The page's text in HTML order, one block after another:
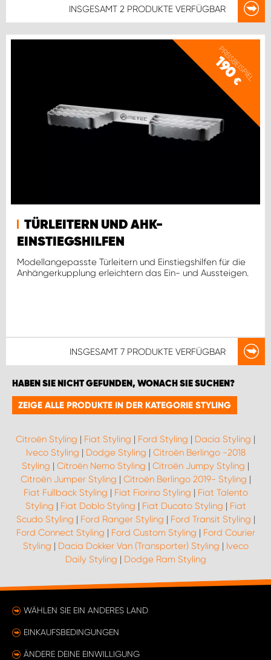
INSGESAMT 2 PRODUKTE VERFÜGBAR
PREISBEISPIEL
190
€
TÜRLEITERN UND AHK-
EINSTIEGSHILFEN
Modellangepasste Türleitern und Einstiegshilfen für die
Anhängerkupplung erleichtern das Ein- und Aussteigen.
INSGESAMT 7 PRODUKTE VERFÜGBAR
HABEN SIE NICHT GEFUNDEN, WONACH SIE SUCHEN?
ZEIGE ALLE PRODUKTE IN DER KATEGORIE STYLING
Citroën Styling | Fiat Styling | Ford Styling | Dacia Styling |
Iveco Styling | Dodge Styling | Citroën Berlingo -2018
Styling | Citroën Nemo Styling | Citroën Jumpy Styling |
Citroën Jumper Styling | Citroën Berlingo 2019- Styling |
Fiat Fullback Styling | Fiat Fiorino Styling | Fiat Talento
Styling | Fiat Doblo Styling | Fiat Ducato Styling | Fiat
Scudo Styling | Ford Ranger Styling | Ford Transit Styling |
Ford Connect Styling | Ford Custom Styling | Ford Courier
Styling | Dacia Dokker Van (Transporter) Styling | Iveco
Daily Styling | Dodge Ram Styling
WÄHLEN SIE EIN ANDERES LAND
EINKAUFSBEDINGUNGEN
ÄNDERE DEINE EINWILLIGUNG